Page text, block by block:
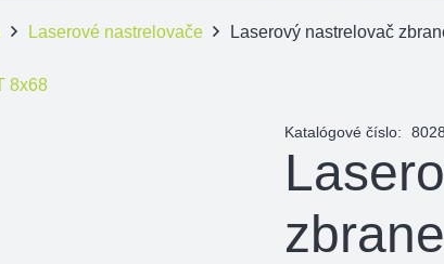
Laserové nastrelovače Laserový nastrelovač
Katalógové číslo: